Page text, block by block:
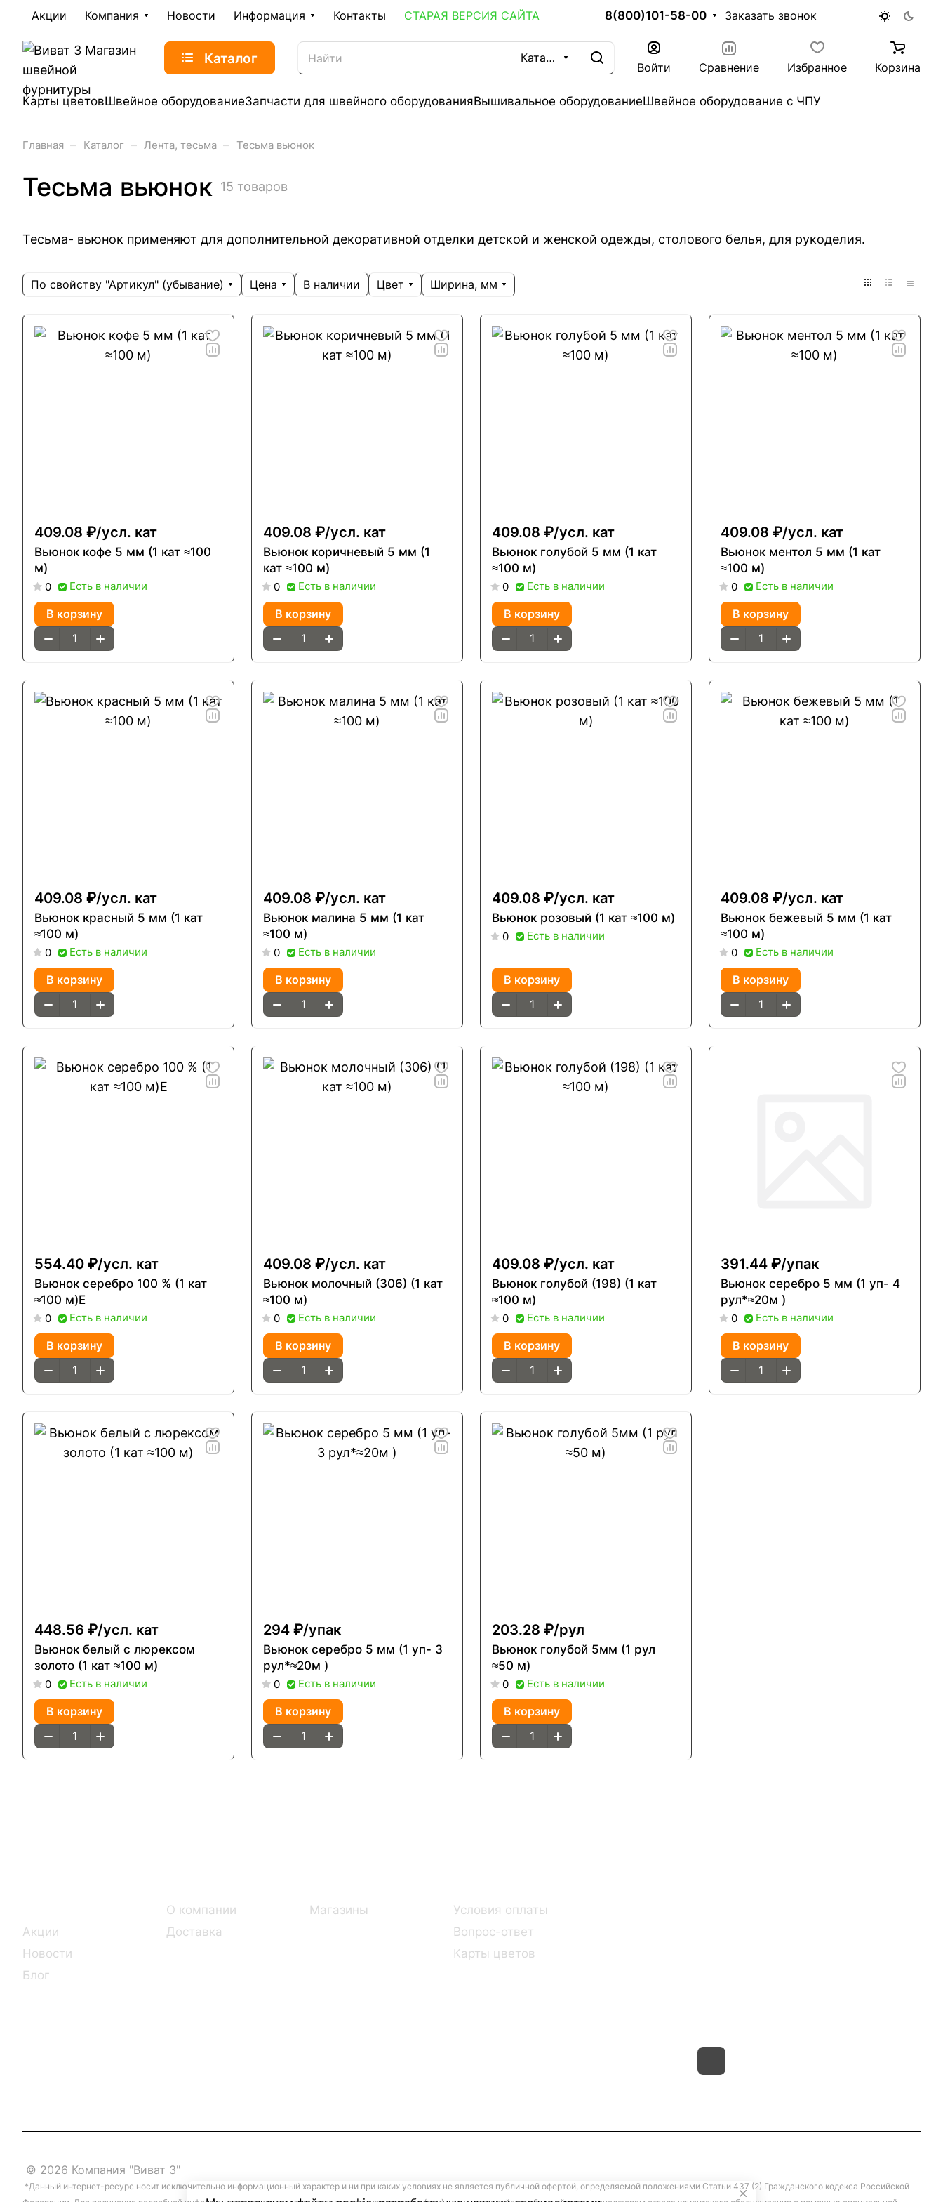
Акции Компания Новости Информация Контакты СТАРАЯ ВЕРСИЯ САЙТА 8(800)101-58-00 Заказать звонок
Каталог Каталог
Войти Сравнение Избранное Корзина
Карты цветовШвейное оборудованиеЗапчасти для швейного оборудованияВышивальное оборудованиеШвейное оборудование с ЧПУ
Главная – Каталог – Лента, тесьма – Тесьма вьюнок
Тесьма вьюнок 15 товаров
Тесьма- вьюнок применяют для дополнительной декоративной отделки детской и женской одежды, столового белья, для рукоделия.
По свойству "Артикул" (убывание) Цена В наличии Цвет Ширина, мм
409.08 ₽/усл. кат
Вьюнок кофе 5 мм (1 кат ≈100
м)
0 Есть в наличии
В корзину
409.08 ₽/усл. кат
Вьюнок коричневый 5 мм (1
кат ≈100 м)
0 Есть в наличии
В корзину
409.08 ₽/усл. кат
Вьюнок голубой 5 мм (1 кат
≈100 м)
0 Есть в наличии
В корзину
409.08 ₽/усл. кат
Вьюнок ментол 5 мм (1 кат
≈100 м)
0 Есть в наличии
В корзину
409.08 ₽/усл. кат
Вьюнок красный 5 мм (1 кат
≈100 м)
0 Есть в наличии
В корзину
409.08 ₽/усл. кат
Вьюнок малина 5 мм (1 кат
≈100 м)
0 Есть в наличии
В корзину
409.08 ₽/усл. кат
Вьюнок розовый (1 кат ≈100 м)
0 Есть в наличии
В корзину
409.08 ₽/усл. кат
Вьюнок бежевый 5 мм (1 кат
≈100 м)
0 Есть в наличии
В корзину
554.40 ₽/усл. кат
Вьюнок серебро 100 % (1 кат
≈100 м)Е
0 Есть в наличии
В корзину
409.08 ₽/усл. кат
Вьюнок молочный (306) (1 кат
≈100 м)
0 Есть в наличии
В корзину
409.08 ₽/усл. кат
Вьюнок голубой (198) (1 кат
≈100 м)
0 Есть в наличии
В корзину
391.44 ₽/упак
Вьюнок серебро 5 мм (1 уп- 4
рул*≈20м )
0 Есть в наличии
В корзину
448.56 ₽/усл. кат
Вьюнок белый с люрексом
золото (1 кат ≈100 м)
0 Есть в наличии
В корзину
294 ₽/упак
Вьюнок серебро 5 мм (1 уп- 3
рул*≈20м )
0 Есть в наличии
В корзину
203.28 ₽/рул
Вьюнок голубой 5мм (1 рул
≈50 м)
0 Есть в наличии
В корзину
Акции
Новости
Блог
О компании
Доставка
Магазины
Условия оплаты
Вопрос-ответ
Карты цветов
© 2026 Компания "Виват 3"
*Данный интернет-ресурс носит исключительно информационный характер и ни при каких условиях не является публичной офертой, определяемой положениями Статьи 437 (2) Гражданского кодекса Российской